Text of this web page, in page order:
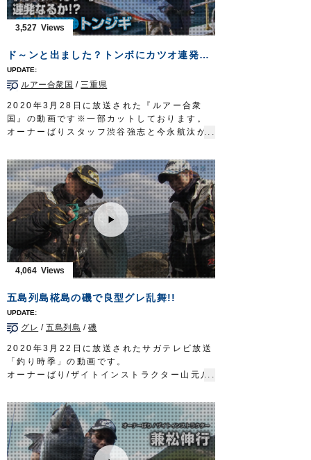
華やかなる香りに満ちたニューヨークのショ
アゲーム。
大都会のオアシス、ロングアイランドにスポ
タックル①
ロッド：サーフロッド MST 10ft8in
リール：4000番クラス XG スピニングリー
メインライン：PE 1号（8本ヨリ）
リーダー：フロロ 25lb
インチク系ルアー 25g
タックル②
ロッド：サーフロッド MH 10ft4in
リール：5000番クラス XG スピニングリー
ル
メインライン：PE 1.5号（8本ヨリ）
リーダー：フロロ 40lb
ルアー：シンキングペンシル 95mm
フック：STX-45ZN#5
放送日 2019年10月6日
オーナーばりwebsite
http://www.owner.co.jp
3,527
ド～ンと出ました？トンボにカツオ連発なるか！？
ルアー合衆国 / 三重県
2020年3月28日に放送された『ルアー合衆
国』の動画です※一部カットしております。
オーナーばりスタッフ渋谷強志と今永航汰が
流行りのトンジギでトンボ（ビンチョウマグ
ロ/ビンナガ）とカツオを狙います。
苦戦した前回とはうって変わり、開始早々ト
ンボのダブルヒットからスタート。
大判カツオも飛び出し、無事リベンジ成功と
なりました。
https://youtu.be/cqKj-vwnuyc
■使用フック
ジガーミディアムブルーチェイサー
日 22時30分～22時45分放送
http://lure-us.com/
OWNERMOVIEhttp://ownertv.jp/
オーナーばりwebsite
http://www.owner.co.jp
4,064
五島列島椛島の磯で良型グレ乱舞!!
グレ /五島列島 /磯
2020年3月22日に放送されたサガテレビ放送
「釣り時季」の動画です。
オーナーばり/ザイトインストラクター山元八
口美咲さんが、長崎県五島列島の磯のフカセ
釣りでグレを狙います。
両氏ともコンスタントにグレがヒットし、良
型も釣り上げて椛島の磯を満喫しました。
■取材協力…長崎県五島市/せいわ様